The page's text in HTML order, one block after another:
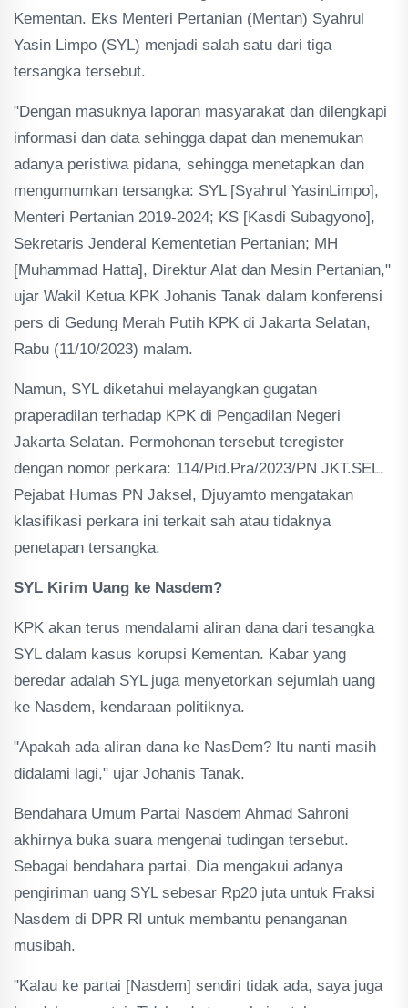
Kementan. Eks Menteri Pertanian (Mentan) Syahrul
Yasin Limpo (SYL) menjadi salah satu dari tiga
tersangka tersebut.
"Dengan masuknya laporan masyarakat dan dilengkapi
informasi dan data sehingga dapat dan menemukan
adanya peristiwa pidana, sehingga menetapkan dan
mengumumkan tersangka: SYL [Syahrul YasinLimpo],
Menteri Pertanian 2019-2024; KS [Kasdi Subagyono],
Sekretaris Jenderal Kementetian Pertanian; MH
[Muhammad Hatta], Direktur Alat dan Mesin Pertanian,"
ujar Wakil Ketua KPK Johanis Tanak dalam konferensi
pers di Gedung Merah Putih KPK di Jakarta Selatan,
Rabu (11/10/2023) malam.
Namun, SYL diketahui melayangkan gugatan
praperadilan terhadap KPK di Pengadilan Negeri
Jakarta Selatan. Permohonan tersebut teregister
dengan nomor perkara: 114/Pid.Pra/2023/PN JKT.SEL.
Pejabat Humas PN Jaksel, Djuyamto mengatakan
klasifikasi perkara ini terkait sah atau tidaknya
penetapan tersangka.
SYL Kirim Uang ke Nasdem?
KPK akan terus mendalami aliran dana dari tesangka
SYL dalam kasus korupsi Kementan. Kabar yang
beredar adalah SYL juga menyetorkan sejumlah uang
ke Nasdem, kendaraan politiknya.
"Apakah ada aliran dana ke NasDem? Itu nanti masih
didalami lagi," ujar Johanis Tanak.
Bendahara Umum Partai Nasdem Ahmad Sahroni
akhirnya buka suara mengenai tudingan tersebut.
Sebagai bendahara partai, Dia mengakui adanya
pengiriman uang SYL sebesar Rp20 juta untuk Fraksi
Nasdem di DPR RI untuk membantu penanganan
musibah.
"Kalau ke partai [Nasdem] sendiri tidak ada, saya juga